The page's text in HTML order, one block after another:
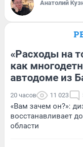
Анатолий
«Расходы на
как
автодоме из
20 часов 11 023
«Вам зачем он?»:
восстанавливает
области